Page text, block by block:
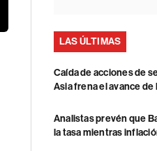
LAS ÚLTIMAS
Caída de acciones de
Asia frena el avance
Analistas prevén que
la tasa mientras